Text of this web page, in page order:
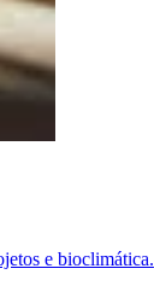
e bioclimática.